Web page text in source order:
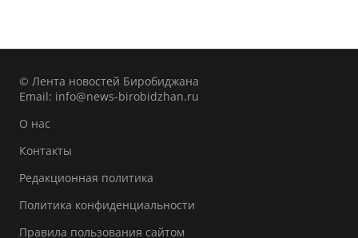
© Лента новостей Биробиджана
Email: info@news-birobidzhan.ru
О нас
Контакты
Редакционная политика
Политика конфиденциальности
Правила пользования сайтом